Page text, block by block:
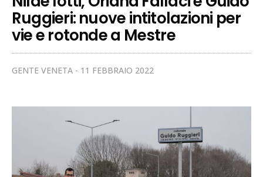
Ruggieri: nuove intitolazioni per
vie e rotonde a Mestre
GENTE VENETA 11 FEBBRAIO 2022